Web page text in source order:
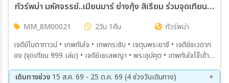
เฉพาะเดือน
เฉพาะเทศกาล
ทัวร์พม่า มหัศจรรย์..เมียนมาร์ ย่างกุ้ง สิเรียม ร่วมจุดเทียนประทีปชเวดากอง 999 ดวง 2วัน 1คืน (8M)
MM_8M00021 2วัน 1คืน
ทัวร์พม่า
เจดีย์โบตาทาวน์ • เทพทันใจ • เทพกระซิบ • เจตุนพระยาจี • เจดีย์ชเวดาก
อง (จุดเทียน 999 เล่ม) • เจดีย์เยเลพญา • พระอุปคุต • เทพทันใจไจ๊เข้า •
เดินทางช่วง 15 ส.ค. 69 - 25 ต.ค. 69 (4 ช่วงวันเดินทาง)